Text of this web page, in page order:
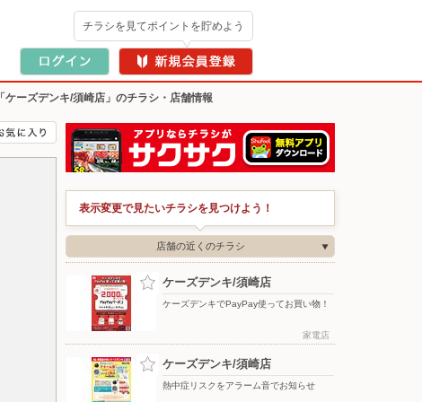
チラシを見てポイントを貯めよう
「ケーズデンキ/須崎店」のチラシ・店舗情報
表示変更で見たいチラシを見つけよう！
店舗の近くのチラシ
ケーズデンキ/須崎店
ケーズデンキでPayPay使ってお買い物！
家電店
ケーズデンキ/須崎店
熱中症リスクをアラーム音でお知らせ